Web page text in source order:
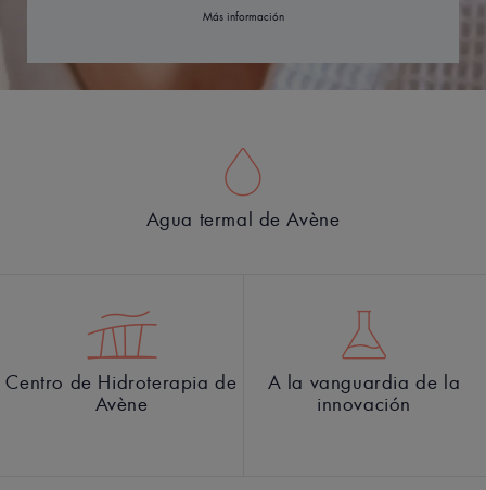
Más información
Agua termal de Avène
Centro de Hidroterapia de
Avène
A la vanguardia de la
innovación